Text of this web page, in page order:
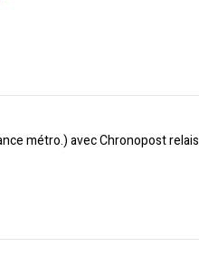
métro.) avec Chronopost relais